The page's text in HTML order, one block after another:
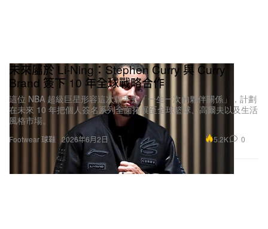
Footwear 球鞋
Brand 簽下 10 年全球戰略合作
這位 NBA 超級巨星形容這次聯手是「一生一次的夥伴關係」，計劃
在未來 10 年把個人簽名系列全面拓展至全球籃球、高爾夫以及生活
風格市場。
2026年6月2日